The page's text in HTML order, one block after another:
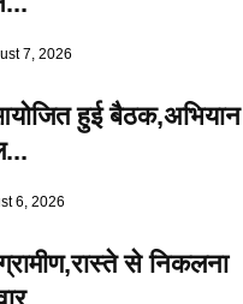
7, 2026
हुई बैठक,अभियान
6, 2026
से निकलना